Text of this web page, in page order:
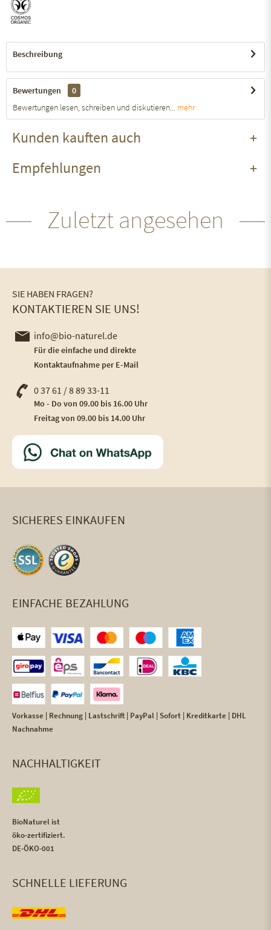
Beschreibung
Bewertungen
0
Bewertungen lesen, schreiben und diskutieren... mehr
Kunden kauften auch
Empfehlungen
Zuletzt angesehen
SIE HABEN FRAGEN?
KONTAKTIEREN SIE UNS!
info@bio-naturel.de
Für die einfache und direkte
Kontaktaufnahme per E-Mail
0 37 61 / 8 89 33-11
Mo - Do von 09.00 bis 16.00 Uhr
Freitag von 09.00 bis 14.00 Uhr
SICHERES EINKAUFEN
EINFACHE BEZAHLUNG
Vorkasse | Rechnung | Lastschrift | PayPal | Sofort | Kreditkarte | DHL
Nachnahme
NACHHALTIGKEIT
BioNaturel ist
öko-zertifiziert.
DE-ÖKO-001
SCHNELLE LIEFERUNG